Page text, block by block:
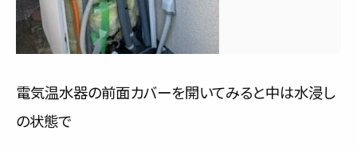
電気温水器の前面カバーを開いてみると中は水浸し
の状態で